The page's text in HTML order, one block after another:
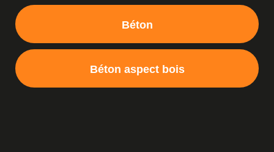
Béton
Béton aspect bois